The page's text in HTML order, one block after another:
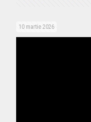
10 martie 2026